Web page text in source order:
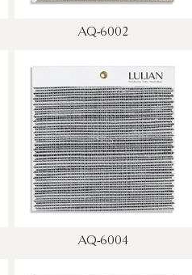
AQ-6002
AQ-6004